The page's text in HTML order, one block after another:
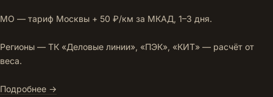
МО — тариф Москвы + 50 ₽/км за МКАД, 1–3 дня.
Регионы — ТК «Деловые линии», «ПЭК», «КИТ» — расчёт от
веса.
Подробнее →